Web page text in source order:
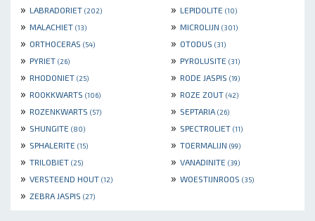
» LABRADORIET (202) » LEPIDOLITE (10)
» MALACHIET (13) » MICROLIJN (301)
» ORTHOCERAS (54) » OTODUS (31)
» PYRIET (26) » PYROLUSITE (31)
» RHODONIET (25) » RODE JASPIS (19)
» ROOKKWARTS (106) » ROZE ZOUT (42)
» ROZENKWARTS (57) » SEPTARIA (26)
» SHUNGITE (80) » SPECTROLIET (11)
» SPHALERITE (15) » TOERMALIJN (99)
» TRILOBIET (25) » VANADINITE (39)
» VERSTEEND HOUT (12) » WOESTIJNROOS (35)
» ZEBRA JASPIS (27)